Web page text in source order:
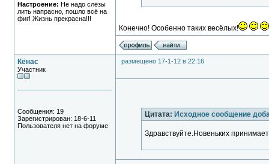
Настроение: Не надо слёзы
лить напрасно, пошло всё на
фиг! Жизнь прекрасна!!!
Конечно! Особенно таких весёлых!
Кёнас
Участник
Сообщения: 19
Зарегистрирован: 18-6-11
Пользователя нет на форуме
размещено 17-1-12 в 22:16
Цитата: Исходное сообщение
Здравствуйте.Новеньких